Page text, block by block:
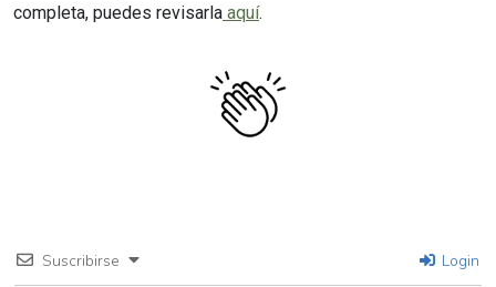
completa, puedes revisarla aquí.
Suscribirse Login